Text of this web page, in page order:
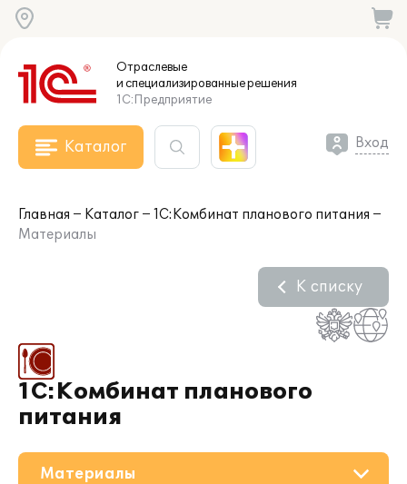
Отраслевые
и специализированныерешения
1С:Предприятие
Каталог Вход
Главная Каталог
1С:Комбинат планового питания
Материалы
1С:Комбинат планового
питания
К списку
Материалы